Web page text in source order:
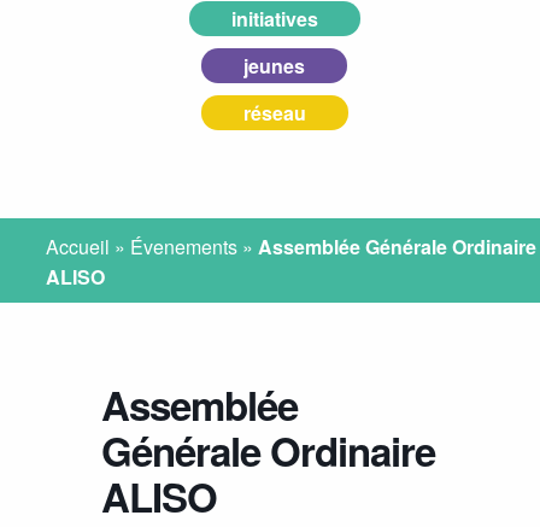
initiatives
jeunes
réseau
Accueil » Évenements »Assemblée Générale Ordinaire
ALISO
Assemblée
Générale Ordinaire
ALISO